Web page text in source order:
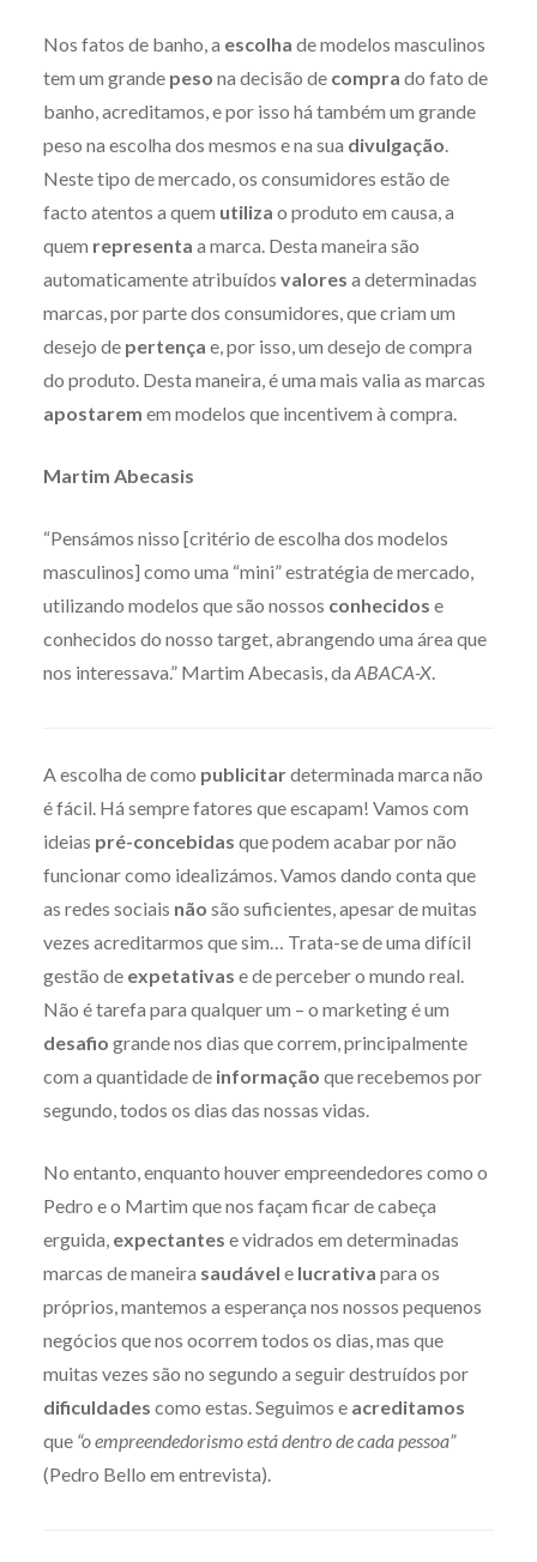
Nos fatos de banho, a escolha de modelos masculinos
tem um grande peso na decisão de compra do fato de
banho, acreditamos, e por isso há também um grande
peso na escolha dos mesmos e na sua divulgação.
Neste tipo de mercado, os consumidores estão de
facto atentos a quem utiliza o produto em causa, a
quem representa a marca. Desta maneira são
automaticamente atribuídos valores a determinadas
marcas, por parte dos consumidores, que criam um
desejo de pertença e, por isso, um desejo de compra
do produto. Desta maneira, é uma mais valia as marcas
apostarem em modelos que incentivem à compra.
Martim Abecasis
“Pensámos nisso [critério de escolha dos modelos
masculinos] como uma “mini” estratégia de mercado,
utilizando modelos que são nossos conhecidos e
conhecidos do nosso target, abrangendo uma área que
nos interessava.” Martim Abecasis, da ABACA-X.
A escolha de como publicitardeterminada marca não
é fácil. Há sempre fatores que escapam! Vamos com
ideias pré-concebidas que podem acabar por não
funcionar como idealizámos. Vamos dando conta que
as redes sociais não são suficientes, apesar de muitas
vezes acreditarmos que sim… Trata-se de uma difícil
gestão de expetativas e de perceber o mundo real.
Não é tarefa para qualquer um – o marketing é um
desafio grande nos dias que correm, principalmente
com a quantidade de informação que recebemos por
segundo, todos os dias das nossas vidas.
No entanto, enquanto houver empreendedores como o
Pedro e o Martim que nos façam ficar de cabeça
erguida, expectantes e vidrados em determinadas
marcas de maneira saudável e lucrativa para os
próprios, mantemos a esperança nos nossos pequenos
negócios que nos ocorrem todos os dias, mas que
muitas vezes são no segundo a seguir destruídos por
dificuldades como estas. Seguimos e acreditamos
que “o empreendedorismo está dentro de cada pessoa”
(Pedro Bello em entrevista).